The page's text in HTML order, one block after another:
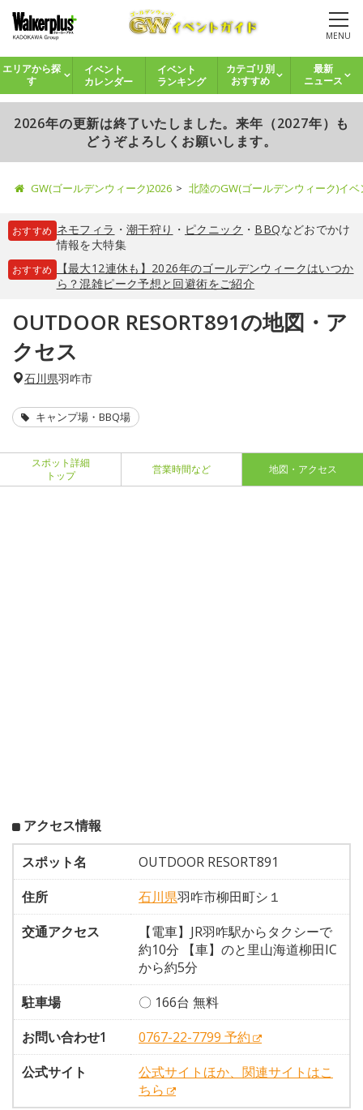
MENU
エリアから探
す
イベント
カレンダー
イベント
ランキング
カテゴリ別
おすすめ
最新
ニュース
2026年の更新は終了いたしました。来年（2027年）も
どうぞよろしくお願いします。
GW(ゴールデンウィーク)2026 北陸のGW(ゴールデンウィーク)イ
おすすめ ネモフィラ ・ 潮干狩り ・ ピクニック ・ BBQなどおでかけ
情報を大特集
おすすめ
【最大12連休も】2026年のゴールデンウィークはいつか
ら？混雑ピーク予想と回避術をご紹介
OUTDOOR RESORT891の地図・ア
クセス
石川県羽咋市
キャンプ場・BBQ場
スポット詳細
トップ
営業時間など 地図・アクセス
アクセス情報
スポット名
OUTDOOR RESORT891
住所
石川県羽咋市柳田町シ１
交通アクセス
【電車】JR羽咋駅からタクシーで
約10分 【車】のと里山海道柳田IC
から約5分
駐車場
〇 166台 無料
お問い合わせ1
0767-22-7799 予約
公式サイト
公式サイトほか、関連サイトはこ
ちら